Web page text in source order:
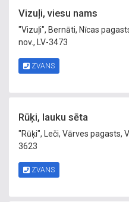
Vizuļi, viesu nams
"Vizuļi", Bernāti, Nīcas
nov., LV-3473
ZVANS
Rūķi, lauku sēta
"Rūķi", Leči, Vārves pagasts,
3623
ZVANS